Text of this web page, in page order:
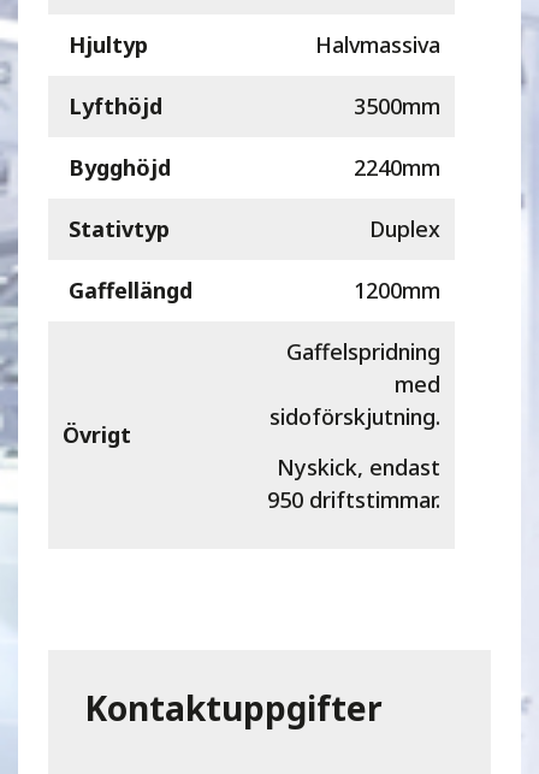
Hjultyp Halvmassiva
Lyfthöjd 3500mm
Bygghöjd 2240mm
Stativtyp Duplex
Gaffellängd 1200mm
Övrigt
Gaffelspridning
med
sidoförskjutning.
Nyskick, endast
950 driftstimmar.
Kontaktuppgifter